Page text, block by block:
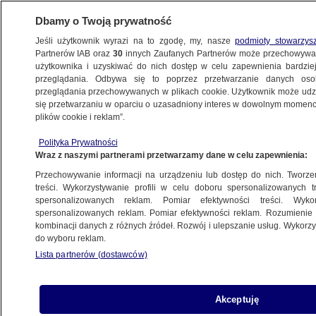
KONKRET24
POLSKA
posłów? Wyjaśniamy fałszywy przekaz PiS
Jan Kunert
10.01.2024, 15:30
Udostępnij
Dbamy o Twoją prywatność
Jeśli użytkownik wyrazi na to zgodę, my, naszepodmioty
Partnerów IAB oraz30 innych Zaufanych Partnerów może
użytkownika i uzyskiwać do nich dostęp w celu zapewnienia
przeglądania. Odbywa się to poprzez przetwarzanie danych
przeglądania przechowywanych w plikach cookie. Użytkownik może
się przetwarzaniu w oparciu o uzasadniony interes w dowolnym
plików cookie i reklam”.
Polityka Prywatności
Wraz z naszymi partnerami przetwarzamy dane w celu zapewnienia:
Przechowywanie informacji na urządzeniu lub dostęp do nich.
treści. Wykorzystywanie profili w celu doboru spersonalizowanych
spersonalizowanych reklam. Pomiar efektywności treści.
spersonalizowanych reklam. Pomiar efektywności reklam.
kombinacji danych z różnych źródeł. Rozwój i ulepszanie usług.
do wyboru reklam.
Lista partnerów (dostawców)
Akceptuję